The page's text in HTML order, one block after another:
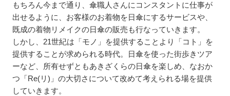
もちろん今まで通り、傘職人さんにコンスタントに仕事が
出せるように、お客様のお着物を日傘にするサービスや、
既成の着物リメイクの日傘の販売も行なっていきます。
しかし、21世紀は「モノ」を提供することより「コト」を
提供することが求められる時代。日傘を使った街歩きツア
ーなど、所有せずともあきざくらの日傘を楽しめ、なおか
つ「Re(リ)」の大切さについて改めて考えられる場を提供
していきます。